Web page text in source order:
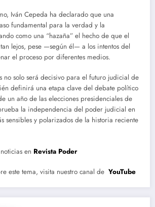
Iván Cepeda ha declarado que una
fundamental para la verdad y la
como una “hazaña” el hecho de que el
lejos, pese —según él— a los intentos del
el proceso por diferentes medios.
no solo será decisivo para el futuro judicial de
definirá una etapa clave del debate político
un año de las elecciones presidenciales de
la independencia del poder judicial en
sensibles y polarizados de la historia reciente
en Revista Poder
este tema, visita nuestro canal de YouTube